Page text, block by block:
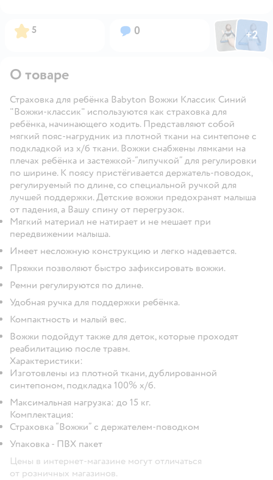
Рейтинг:
5 Вопросов:
0 ФотоФото
+2
О товаре
Страховка для ребёнка Babyton Вожжи Классик Синий
"Вожжи-классик" используются как страховка для
ребёнка, начинающего ходить. Представляют собой
мягкий пояс-нагрудник из плотной ткани на синтепоне с
подкладкой из х/б ткани. Вожжи снабжены лямками на
плечах ребёнка и застежкой-“липучкой” для регулировки
по ширине. К поясу пристёгивается держатель-поводок,
регулируемый по длине, со специальной ручкой для
лучшей поддержки. Детские вожжи предохранят малыша
от падения, а Вашу спину от перегрузок.
Мягкий материал не натирает и не мешает при
передвижении малыша.
Имеет несложную конструкцию и легко надевается.
Пряжки позволяют быстро зафиксировать вожжи.
Ремни регулируются по длине.
Удобная ручка для поддержки ребёнка.
Компактность и малый вес.
Вожжи подойдут также для деток, которые проходят
реабилитацию после травм.
Характеристики:
Изготовлены из плотной ткани, дублированной
синтепоном, подкладка 100% х/б.
Максимальная нагрузка: до 15 кг.
Комплектация:
Страховка “Вожжи” с держателем-поводком
Упаковка - ПВХ пакет
Цены в интернет-магазине могут отличаться
от розничных магазинов.